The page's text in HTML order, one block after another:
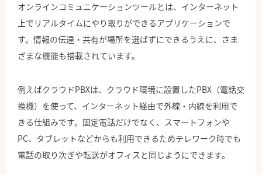
オンラインコミュニケーションツールとは、インターネット
上でリアルタイムにやり取りができるアプリケーションで
す。情報の伝達・共有が場所を選ばずにできるうえに、さま
ざまな機能も搭載されています。
例えばクラウドPBXは、クラウド環境に設置したPBX（電話交
換機）を使って、インターネット経由で外線・内線を利用で
きる仕組みです。固定電話だけでなく、スマートフォンや
PC、タブレットなどからも利用できるためテレワーク時でも
電話の取り次ぎや転送がオフィスと同じようにできます。